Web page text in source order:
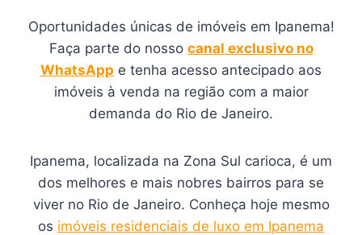
Oportunidades únicas de imóveis em Ipanema!
Faça parte do nosso canal exclusivo no
WhatsApp e tenha acesso antecipado aos
imóveis à venda na região com a maior
demanda do Rio de Janeiro.
Ipanema, localizada na Zona Sul carioca, é um
dos melhores e mais nobres bairros para se
viver no Rio de Janeiro. Conheça hoje mesmo
os imóveis residenciais de luxo em Ipanema